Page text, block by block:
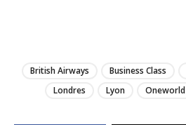
British Airways Business Class
Londres
Lyon Oneworld